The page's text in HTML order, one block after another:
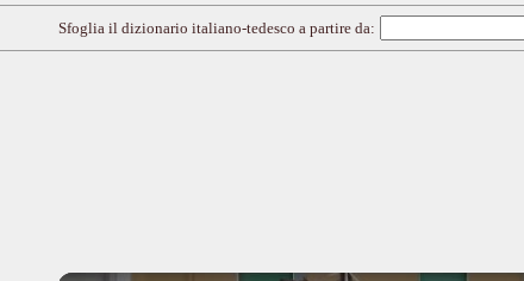
Sfoglia il dizionario italiano-tedesco a partire da: